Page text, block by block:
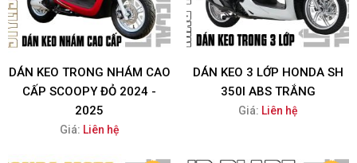
DÁN KEO TRONG NHÁM CAO
CẤP SCOOPY ĐỎ 2024 -
2025
Giá: Liên hệ
DÁN KEO 3 LỚP HONDA SH
350I ABS TRẮNG
Giá: Liên hệ